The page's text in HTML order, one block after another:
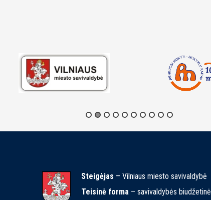
Steigėjas – Vilniaus miesto savivaldybė
Teisinė forma – savivaldybės biudžetinė